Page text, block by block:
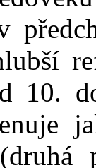
10.